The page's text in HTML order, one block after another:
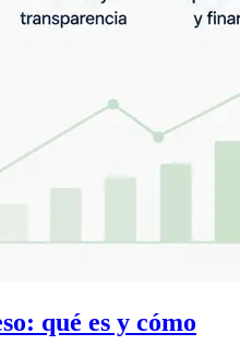
qué es y cómo